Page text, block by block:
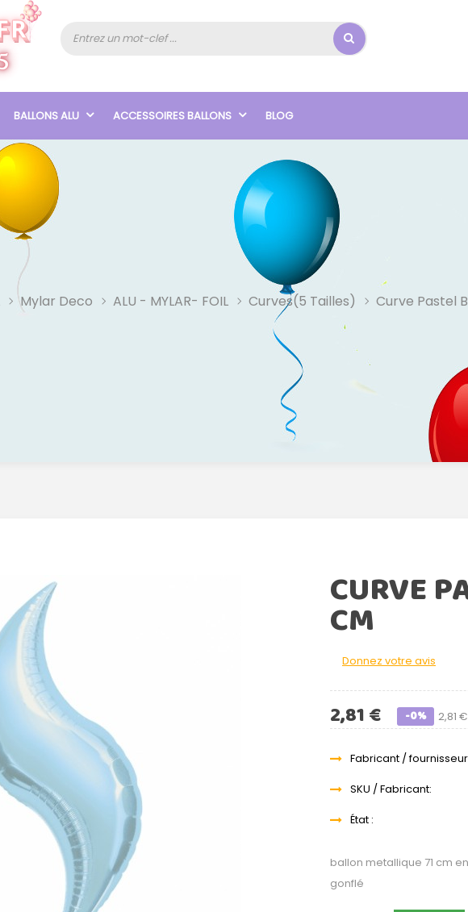
BALLONS ALU ACCESSOIRES BALLONS BLOG
Mylar Deco ALU - MYLAR- FOIL Curves(5 Tailles) Curve Pastel
CURVE
CM
Donnez votre avis
2,81 €
2,81 € -0%
Fabricant /
SKU / Fabricant:
État :
ballon metallique 71 cm
gonflé